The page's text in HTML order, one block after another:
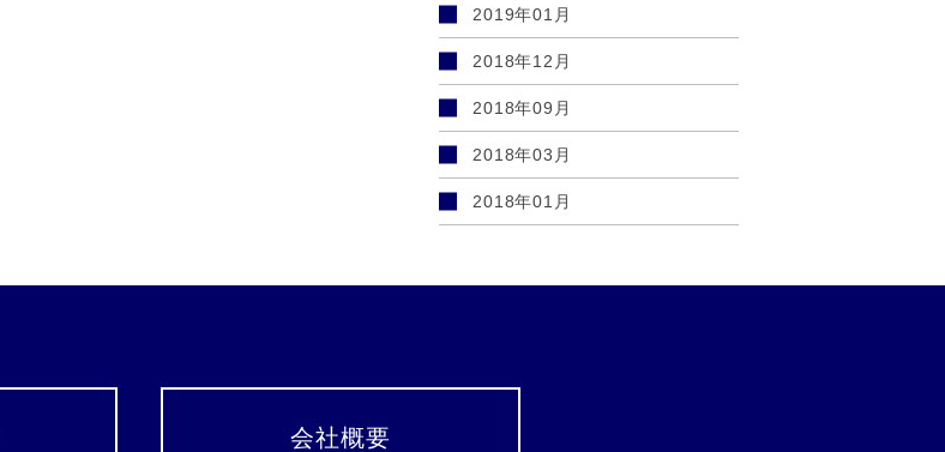
2019年01月
2018年12月
2018年09月
2018年03月
2018年01月
会社概要